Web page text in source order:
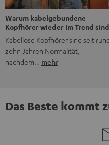
Warum kabelgebundene
Kopfhörer wieder im Trend sind
Kabellose Kopfhörer sind seit
zehn Jahren Normalität,
nachdem… mehr
Das Beste kommt